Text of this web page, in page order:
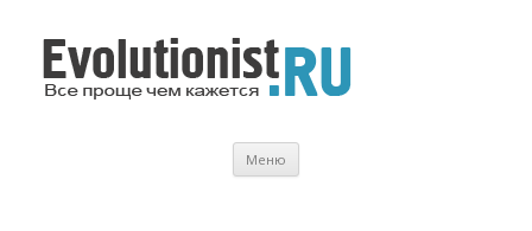
Evolutionist.ru
Все проще чем кажется…
Меню